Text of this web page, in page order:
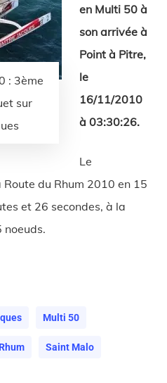
: 3ème
sur
en Multi 50 à
son arrivée à
Point à Pitre,
le
16/11/2010
à 03:30:26.
Le
du Rhum 2010 en 15
et 26 secondes, à la
noeuds.
Multi 50
Saint Malo